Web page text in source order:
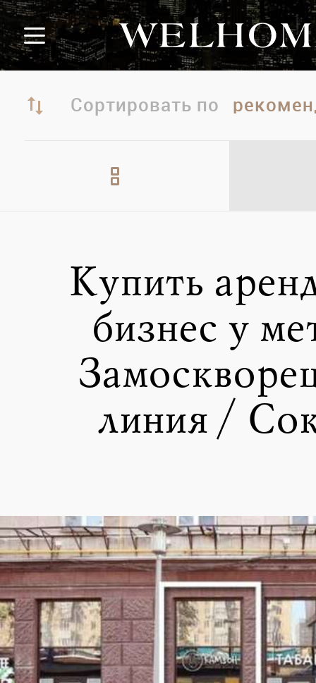
Сортировать по
Купить
бизнес у
линия /